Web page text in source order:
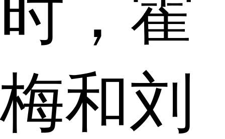
时，霍
梅和刘